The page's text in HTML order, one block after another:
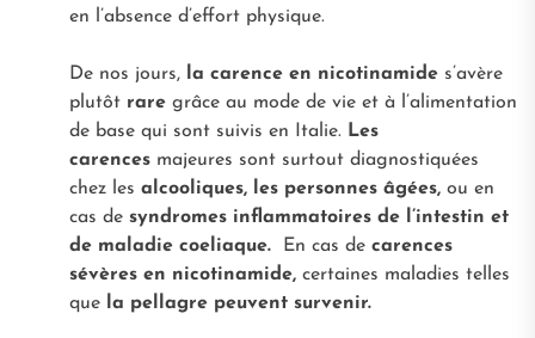
en l’absence d’effort physique.
De nos jours, la carence en nicotinamides’avère
plutôt raregrâce au mode de vie et à l’alimentation
de base qui sont suivis en Italie. Les
carencesmajeures sont surtout diagnostiquées
chez les alcooliques, les personnes âgées,ou en
cas de syndromes inflammatoires de l’intestin et
de maladie coeliaque.
En cas de carences
sévères en nicotinamide,certaines maladies telles
que
la pellagre peuvent survenir.